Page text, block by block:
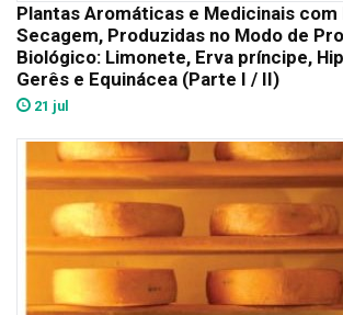
Plantas Aromáticas e Medicinais
Secagem, Produzidas no Modo de
Biológico: Limonete, Erva príncipe,
Gerês e Equinácea (Parte I / II)
21 jul